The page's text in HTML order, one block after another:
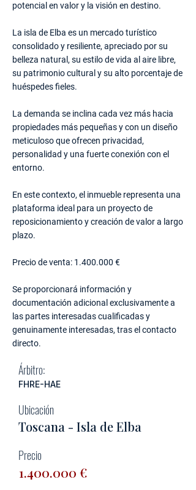
potencial en valor y la visión en destino.
La isla de Elba es un mercado turístico
consolidado y resiliente, apreciado por su
belleza natural, su estilo de vida al aire libre,
su patrimonio cultural y su alto porcentaje de
huéspedes fieles.
La demanda se inclina cada vez más hacia
propiedades más pequeñas y con un diseño
meticuloso que ofrecen privacidad,
personalidad y una fuerte conexión con el
entorno.
En este contexto, el inmueble representa una
plataforma ideal para un proyecto de
reposicionamiento y creación de valor a largo
plazo.
Precio de venta: 1.400.000 €
Se proporcionará información y
documentación adicional exclusivamente a
las partes interesadas cualificadas y
genuinamente interesadas, tras el contacto
directo.
Árbitro:
FHRE-HAE
Ubicación
Toscana - Isla de Elba
Precio
1.400.000 €